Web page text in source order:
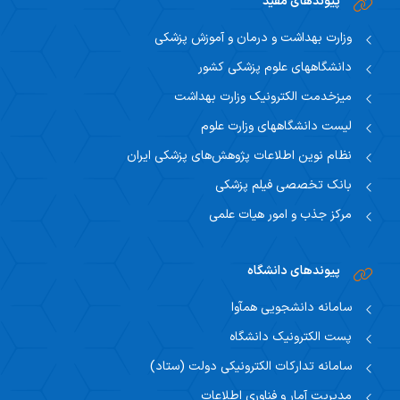
سیاست های حمایتی پژوهشی
فرم ها و فرایند های پژوهشی
اساتید مشاور
مسئول اساتید مشاور
تقویم آموزشی
تقویم دانشگاهی
برنامه هفتگی
راهنمای جامع اعتباربخشی
وزارت بهداشت و درمان و آموزش پزشکی
دانشگاههای علوم پزشکی کشور
میزخدمت الکترونیک وزارت بهداشت
لیست دانشگاههای وزارت علوم
نظام نوین اطلاعات پژوهش‌های پزشکی ایران
بانک تخصصی فیلم پزشکی
مرکز جذب و امور هیات علمی
پیوندهای دانشگاه
سامانه دانشجویی همآوا
پست الکترونیک دانشگاه
سامانه تدارکات الکترونیکی دولت (ستاد)
مدیریت آمار و فناوری اطلاعات